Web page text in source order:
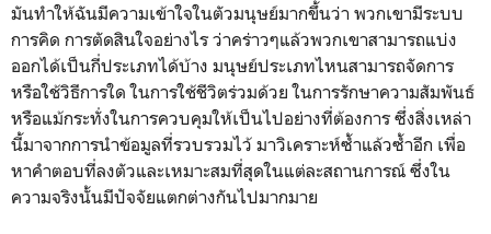
มันทำให้ฉันมีความเข้าใจในตัวมนุษย์มากขึ้นว่า พวกเขามีระบบ
การคิด การตัดสินใจอย่างไร ว่าคร่าวๆแล้วพวกเขาสามารถแบ่ง
ออกได้เป็นกี่ประเภทได้บ้าง มนุษย์ประเภทไหนสามารถจัดการ
หรือใช้วิธีการใด ในการใช้ชีวิตร่วมด้วย ในการรักษาความสัมพันธ์
หรือแม้กระทั่งในการควบคุมให้เป็นไปอย่างที่ต้องการ ซึ่งสิ่งเหล่า
นี้มาจากการนำข้อมูลที่รวบรวมไว้ มาวิเคราะห์ซ้ำแล้วซ้ำอีก เพื่อ
หาคำตอบที่ลงตัวและเหมาะสมที่สุดในแต่ละสถานการณ์ ซึ่งใน
ความจริงนั้นมีปัจจัยแตกต่างกันไปมากมาย